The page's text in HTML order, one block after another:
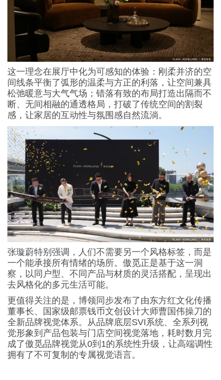
这一理念在展厅中化为可感知的体验：刚柔并济的空
间线条平衡了弧形的温柔与方正的利落，让空间兼具
松弛暖意与大气气场；错落有致的布局打造出隔而不
断、无间相融的通透格局，打破了传统空间的割裂
感，让家居的互动性与氛围感自然流淌。
张璇蔚特别强调，人们不需要另一个风格标签，而是
一个能承接所有情绪的场所。傲觅正是基于这一洞
察，以同户型、不同产品与材质的灵活搭配，呈现出
去风格化的多元生活可能。
更值得关注的是，博领同步发布了由东方红文化传播
董事长、国家级邮票钱币文创设计大师曹国伟操刀的
全新品牌视觉体系。从品牌底层SVI系统、全系列视
觉形象到产品包装与门店空间视觉落地，耗时数月完
成了傲觅品牌视觉从0到1的系统性升级，让高端调性
拥有了不可复制的专属视觉语言。